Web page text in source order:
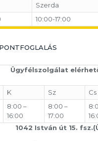
Szerda
10:00-17:00
Ügyfélszolgálat
K Sz Cs
8:00 –
16:00
8:00 –
17:00
1042 István út 15.